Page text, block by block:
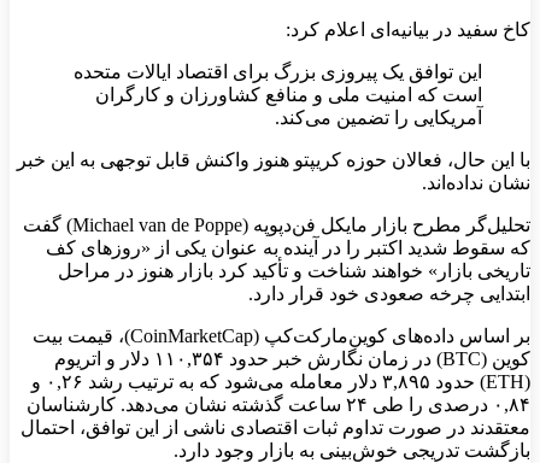
کاخ سفید در بیانیه‌ای اعلام کرد:
این توافق یک پیروزی بزرگ برای اقتصاد ایالات متحده
است که امنیت ملی و منافع کشاورزان و کارگران
آمریکایی را تضمین می‌کند.
با این حال، فعالان حوزه کریپتو هنوز واکنش قابل توجهی به این خبر
نشان نداده‌اند.
تحلیل‌گر مطرح بازار مایکل فن‌دپوپه (Michael van de Poppe) گفت
که سقوط شدید اکتبر را در آینده به عنوان یکی از «روزهای کف
تاریخی بازار» خواهند شناخت و تأکید کرد بازار هنوز در مراحل
ابتدایی چرخه صعودی خود قرار دارد.
بر اساس داده‌های کوین‌مارکت‌کپ (CoinMarketCap)، قیمت بیت‌
کوین (BTC) در زمان نگارش خبر حدود ۱۱۰,۳۵۴ دلار و اتریوم
(ETH) حدود ۳,۸۹۵ دلار معامله می‌شود که به ترتیب رشد ۰,۲۶ و
۰,۸۴ درصدی را طی ۲۴ ساعت گذشته نشان می‌دهد. کارشناسان
معتقدند در صورت تداوم ثبات اقتصادی ناشی از این توافق، احتمال
بازگشت تدریجی خوش‌بینی به بازار وجود دارد.